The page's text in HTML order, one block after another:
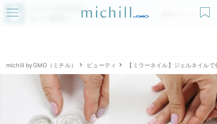
アプリでmichillが
無料ダウンロード
michill byGMO（ミチル） ビューティ 【ミラーネイル】ジェルネイル